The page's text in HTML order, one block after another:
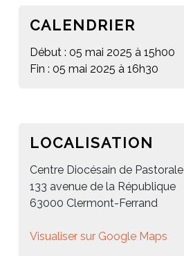
CALENDRIER
Début : 05 mai 2025 à 15h00
Fin : 05 mai 2025 à 16h30
LOCALISATION
Centre Diocésain de Pastorale
133 avenue de la République
63000 Clermont-Ferrand
Visualiser sur Google Maps